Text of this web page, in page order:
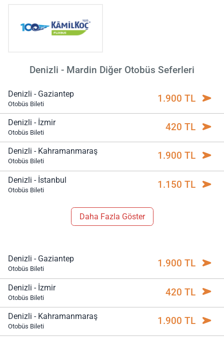
Denizli - Mardin Diğer Otobüs Seferleri
Denizli - Gaziantep
Otobüs Bileti 1.900 TL
Denizli - İzmir
Otobüs Bileti 420 TL
Denizli - Kahramanmaraş
Otobüs Bileti 1.900 TL
Denizli - İstanbul
Otobüs Bileti 1.150 TL
Daha Fazla Göster
Denizli - Gaziantep
Otobüs Bileti 1.900 TL
Denizli - İzmir
Otobüs Bileti 420 TL
Denizli - Kahramanmaraş
Otobüs Bileti 1.900 TL